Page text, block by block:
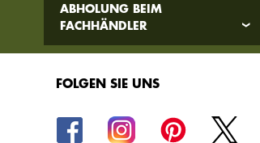
ABHOLUNG BEIM
FACHHÄNDLER
FOLGEN SIE UNS